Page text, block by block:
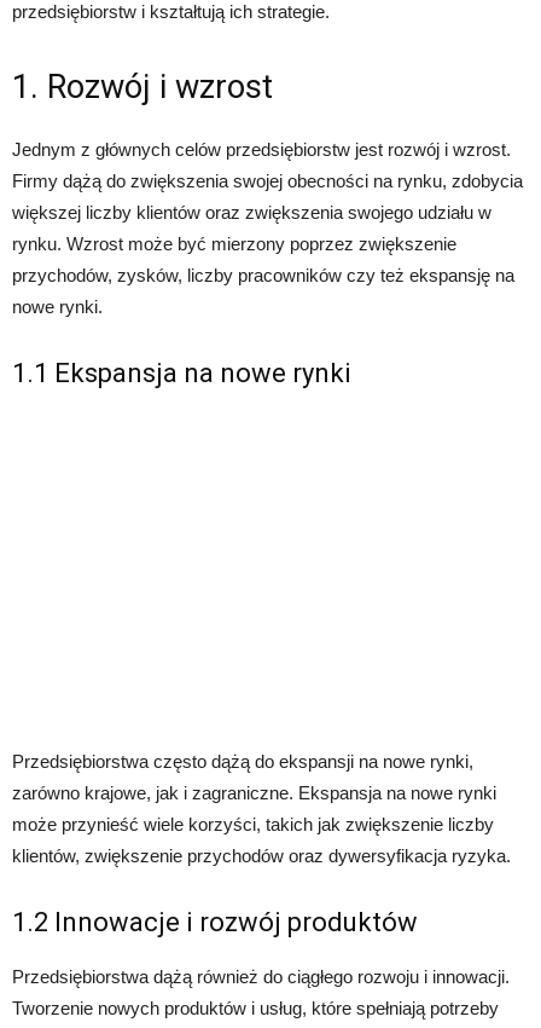
przedsiębiorstw i kształtują ich strategie.
1. Rozwój i wzrost
Jednym z głównych celów przedsiębiorstw jest rozwój i wzrost.
Firmy dążą do zwiększenia swojej obecności na rynku, zdobycia
większej liczby klientów oraz zwiększenia swojego udziału w
rynku. Wzrost może być mierzony poprzez zwiększenie
przychodów, zysków, liczby pracowników czy też ekspansję na
nowe rynki.
1.1 Ekspansja na nowe rynki
Przedsiębiorstwa często dążą do ekspansji na nowe rynki,
zarówno krajowe, jak i zagraniczne. Ekspansja na nowe rynki
może przynieść wiele korzyści, takich jak zwiększenie liczby
klientów, zwiększenie przychodów oraz dywersyfikacja ryzyka.
1.2 Innowacje i rozwój produktów
Przedsiębiorstwa dążą również do ciągłego rozwoju i innowacji.
Tworzenie nowych produktów i usług, które spełniają potrzeby